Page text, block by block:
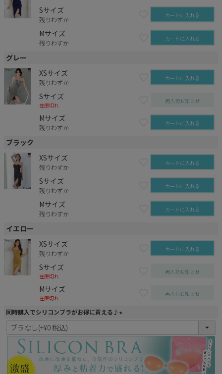
Sサイズ
残りわずか カートに入れる
Mサイズ
残りわずか カートに入れる
グレー
XSサイズ
残りわずか カートに入れる
Sサイズ
在庫切れ
再入荷お知らせ
Mサイズ
残りわずか カートに入れる
ブラック
XSサイズ
残りわずか カートに入れる
Sサイズ
残りわずか カートに入れる
Mサイズ
残りわずか カートに入れる
イエロー
XSサイズ
残りわずか カートに入れる
Sサイズ
在庫切れ
再入荷お知らせ
Mサイズ
在庫切れ
再入荷お知らせ
同時購入でシリコンブラがお得に買える♪
(
須
)